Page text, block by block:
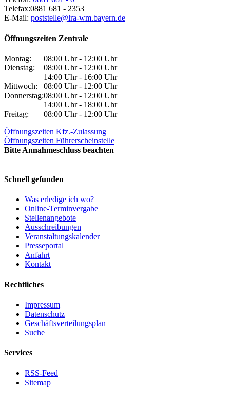
Telefax:0881 681 - 2353
E-Mail: poststelle@lra-wm.bayern.de
Öffnungszeiten Zentrale
Montag:
08:00 Uhr - 12:00 Uhr
Dienstag:
08:00 Uhr - 12:00 Uhr
14:00 Uhr - 16:00 Uhr
Mittwoch:
08:00 Uhr - 12:00 Uhr
Donnerstag:08:00 Uhr - 12:00 Uhr
14:00 Uhr - 18:00 Uhr
Freitag:
08:00 Uhr - 12:00 Uhr
Öffnungszeiten Kfz.-Zulassung
Öffnungszeiten Führerscheinstelle
Bitte Annahmeschluss beachten
Schnell gefunden
Was erledige ich wo?
Online-Terminvergabe
Stellenangebote
Ausschreibungen
Veranstaltungskalender
Presseportal
Anfahrt
Kontakt
Rechtliches
Impressum
Datenschutz
Geschäftsverteilungsplan
Suche
Services
RSS-Feed
Sitemap